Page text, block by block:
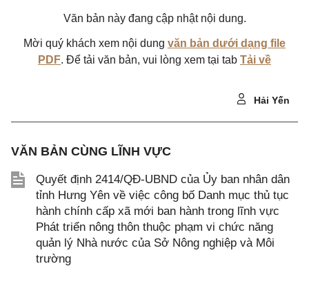
Văn bản này đang cập nhật nội dung.
Mời quý khách xem nội dung văn bản dưới dạng file
PDF. Để tải văn bản, vui lòng xem tại tab Tải về
Hải Yến
VĂN BẢN CÙNG LĨNH VỰC
Quyết định 2414/QĐ-UBND của Ủy ban nhân dân
tỉnh Hưng Yên về việc công bố Danh mục thủ tục
hành chính cấp xã mới ban hành trong lĩnh vực
Phát triển nông thôn thuộc phạm vi chức năng
quản lý Nhà nước của Sở Nông nghiệp và Môi
trường